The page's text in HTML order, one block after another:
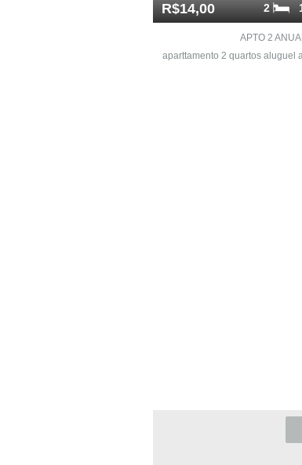
R$14,00 2
APTO 2
aparttamento 2 quartos aluguel